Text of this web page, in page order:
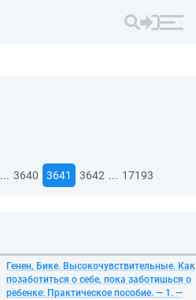
... 3640 3641 3642 ... 17193
Генен, Бике. Высокочувствительные. Как
позаботиться о себе, пока заботишься о
ребенке: Практическое пособие. — 1. —